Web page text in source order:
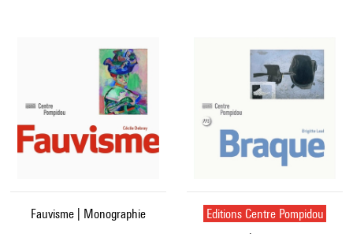
Fauvisme | Monographie
Editions Centre Pompidou